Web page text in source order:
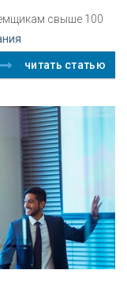
свыше 100
читать статью